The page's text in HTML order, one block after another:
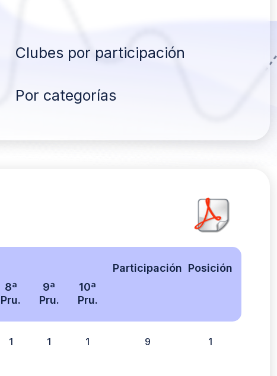
Clubes por participación
Por categorías
8ª
Pru.
9ª
Pru.
10ª
Pru.
Participación Posición
1 1 1 9 1